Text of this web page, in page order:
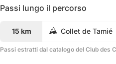
Passi lungo il percorso
15 km Collet de Tamié
Passi estratti dal catalogo del Club des